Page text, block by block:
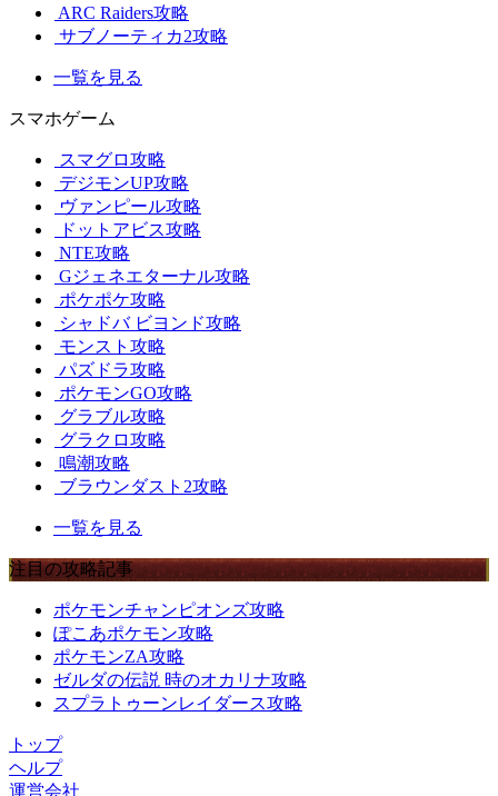
ARC Raiders攻略
サブノーティカ2攻略
一覧を見る
スマホゲーム
スマグロ攻略
デジモンUP攻略
ヴァンピール攻略
ドットアビス攻略
NTE攻略
Gジェネエターナル攻略
ポケポケ攻略
シャドバ ビヨンド攻略
モンスト攻略
パズドラ攻略
ポケモンGO攻略
グラブル攻略
グラクロ攻略
鳴潮攻略
ブラウンダスト2攻略
一覧を見る
注目の攻略記事
ポケモンチャンピオンズ攻略
ぽこあポケモン攻略
ポケモンZA攻略
ゼルダの伝説 時のオカリナ攻略
スプラトゥーンレイダース攻略
トップ
ヘルプ
運営会社